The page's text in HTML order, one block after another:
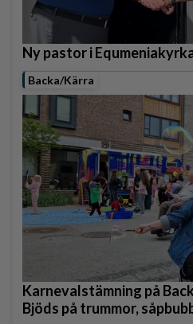
Ny pastor i
Backa/Kärra
Karnevalstämning på
Bjöds på trummor,